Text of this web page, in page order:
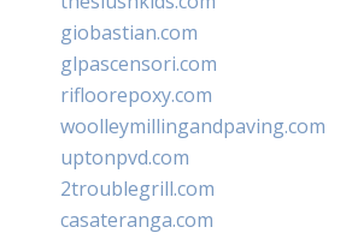
giobastian.com
glpascensori.com
rifloorepoxy.com
woolleymillingandpaving.com
uptonpvd.com
2troublegrill.com
casateranga.com